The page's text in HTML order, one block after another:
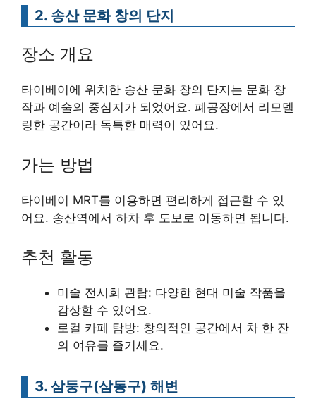
2. 송산 문화 창의 단지
장소 개요
타이베이에 위치한 송산 문화 창의 단지는 문화 창
작과 예술의 중심지가 되었어요. 폐공장에서 리모델
링한 공간이라 독특한 매력이 있어요.
가는 방법
타이베이 MRT를 이용하면 편리하게 접근할 수 있
어요. 송산역에서 하차 후 도보로 이동하면 됩니다.
추천 활동
미술 전시회 관람: 다양한 현대 미술 작품을
감상할 수 있어요.
로컬 카페 탐방: 창의적인 공간에서 차 한 잔
의 여유를 즐기세요.
3. 삼둥구(삼동구) 해변